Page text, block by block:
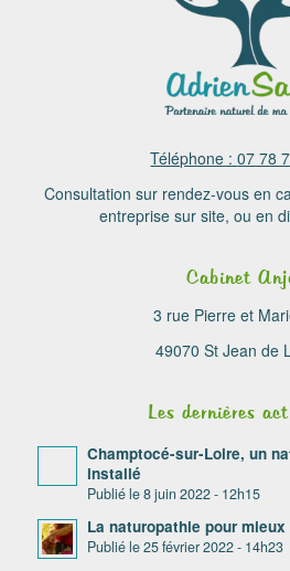
Téléphone :07 78
Consultation sur rendez-vous en
entreprise sur site, ou en
Cabinet
3 rue Pierre et
49070 St Jean de
Les dernières
Champtocé-sur-Loire, un
installé
8 juin 2022 - 12h15
La naturopathie pour
25 février 2022 - 14h23